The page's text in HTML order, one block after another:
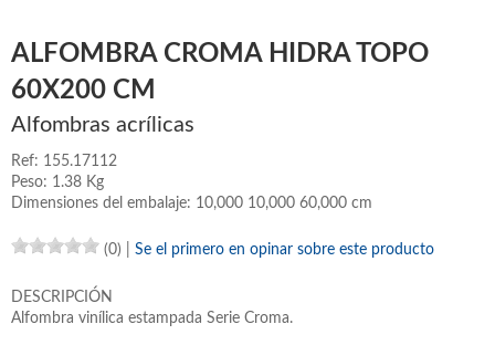
ALFOMBRA CROMA HIDRA TOPO
60X200 CM
Alfombras acrílicas
Ref: 155.17112
Peso: 1.38 Kg
Dimensiones del embalaje: 10,000 10,000 60,000 cm
(0) Se el primero en opinar sobre este producto
DESCRIPCIÓN
Alfombra vinílica estampada Serie Croma.